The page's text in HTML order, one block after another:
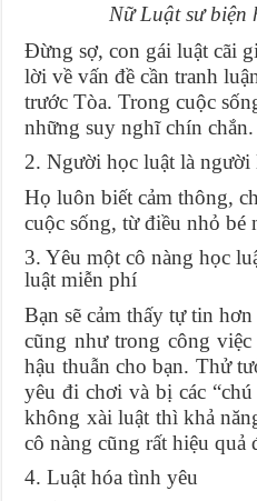
Nữ Luật sư biện
Đừng sợ, con gái luật cãi
lời về vấn đề cần tranh
trước Tòa. Trong cuộc
những suy nghĩ chín chắn.
2. Người học luật là người
Họ luôn biết cảm thông,
cuộc sống, từ điều nhỏ bé
3. Yêu một cô nàng học
luật miễn phí
Bạn sẽ cảm thấy tự tin
cũng như trong công
hậu thuẫn cho bạn. Thử
yêu đi chơi và bị các
không xài luật thì khả
cô nàng cũng rất hiệu quả
4. Luật hóa tình yêu